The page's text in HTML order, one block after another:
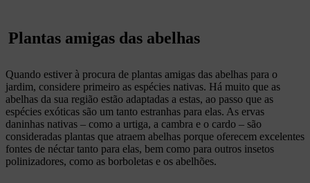
Plantas amigas das abelhas
Quando estiver à procura de plantas amigas das abelhas para o
jardim, considere primeiro as espécies nativas. Há muito que as
abelhas da sua região estão adaptadas a estas, ao passo que as
espécies exóticas são um tanto estranhas para elas. As ervas
daninhas nativas – como a urtiga, a cambra e o cardo – são
consideradas plantas que atraem abelhas porque oferecem excelentes
fontes de néctar tanto para elas, bem como para outros insetos
polinizadores, como as borboletas e os abelhões.